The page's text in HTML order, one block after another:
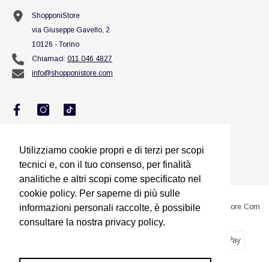
Utilizziamo cookie propri e di terzi per scopi
tecnici e, con il tuo consenso, per finalità
analitiche e altri scopi come specificato nel
cookie policy. Per saperne di più sulle
informazioni personali raccolte, è possibile
consultare la nostra privacy policy.
Utilizziamo cookie propri e di terzi per scopi
tecnici e, con il tuo consenso, per finalità
analitiche e altri scopi come specificato nel
cookie policy. Per saperne di più sulle
informazioni personali raccolte, è possibile
consultare la nostra privacy policy.
ShopponiStore
via Giuseppe Gavello, 2
10126 - Torino
Chiamaci: 011 046 4827
info@shopponistore.com
@2023 Sito Proprietà Di Squillario Jessica Titolare Di ShopponiStore.com